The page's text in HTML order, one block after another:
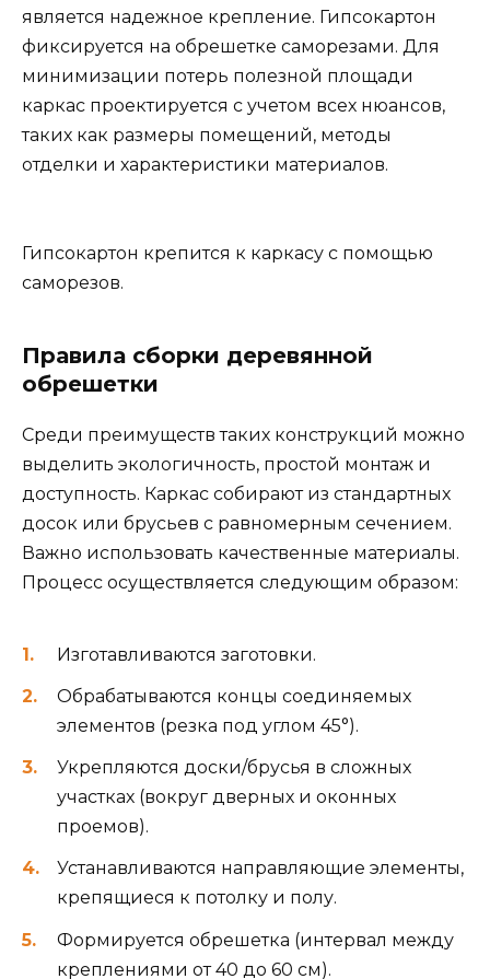
является надежное крепление. Гипсокартон
фиксируется на обрешетке саморезами. Для
минимизации потерь полезной площади
каркас проектируется с учетом всех нюансов,
таких как размеры помещений, методы
отделки и характеристики материалов.
Гипсокартон крепится к каркасу с помощью
саморезов.
Правила сборки деревянной
обрешетки
Среди преимуществ таких конструкций можно
выделить экологичность, простой монтаж и
доступность. Каркас собирают из стандартных
досок или брусьев с равномерным сечением.
Важно использовать качественные материалы.
Процесс осуществляется следующим образом:
Изготавливаются заготовки.
Обрабатываются концы соединяемых
элементов (резка под углом 45°).
Укрепляются доски/брусья в сложных
участках (вокруг дверных и оконных
проемов).
Устанавливаются направляющие элементы,
крепящиеся к потолку и полу.
Формируется обрешетка (интервал между
креплениями от 40 до 60 см).